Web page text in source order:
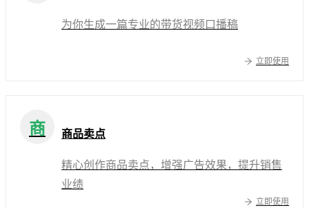
为你生成一篇专业的带货视频口播稿
立即使用
商 商品卖点
精心创作商品卖点，增强广告效果，提升销售
业绩
立即使用